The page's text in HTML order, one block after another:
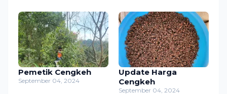
Pemetik Cengkeh
September 04, 2024
Update Harga
Cengkeh
September 04, 2024